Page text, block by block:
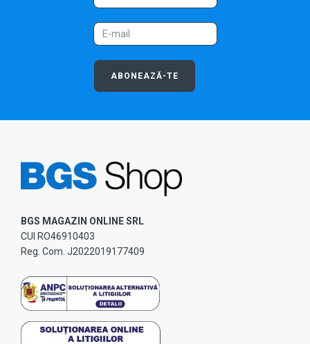
ABONEAZĂ-TE
BGS MAGAZIN ONLINE SRL
CUI RO46910403
Reg. Com. J2022019177409